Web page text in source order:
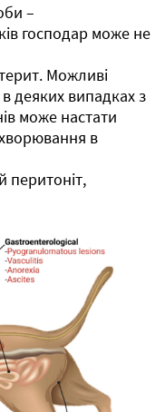
–
господар може не
Можливі
деяких випадках з
може настати
в
перитоніт,